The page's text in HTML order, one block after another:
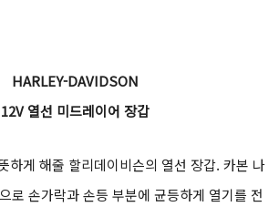
HARLEY-DAVIDSON
12V 열선 미드레이어 장갑
하게 해줄 할리데이비슨의 열선 장갑. 카본 나
로 손가락과 손등 부분에 균등하게 열기를 전